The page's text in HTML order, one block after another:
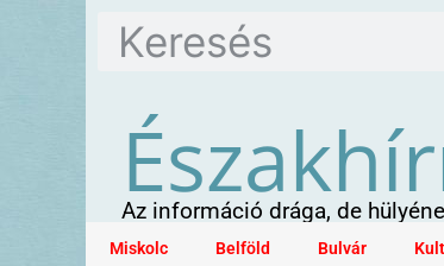
Az információ drága, de
Miskolc Belföld Bulvár